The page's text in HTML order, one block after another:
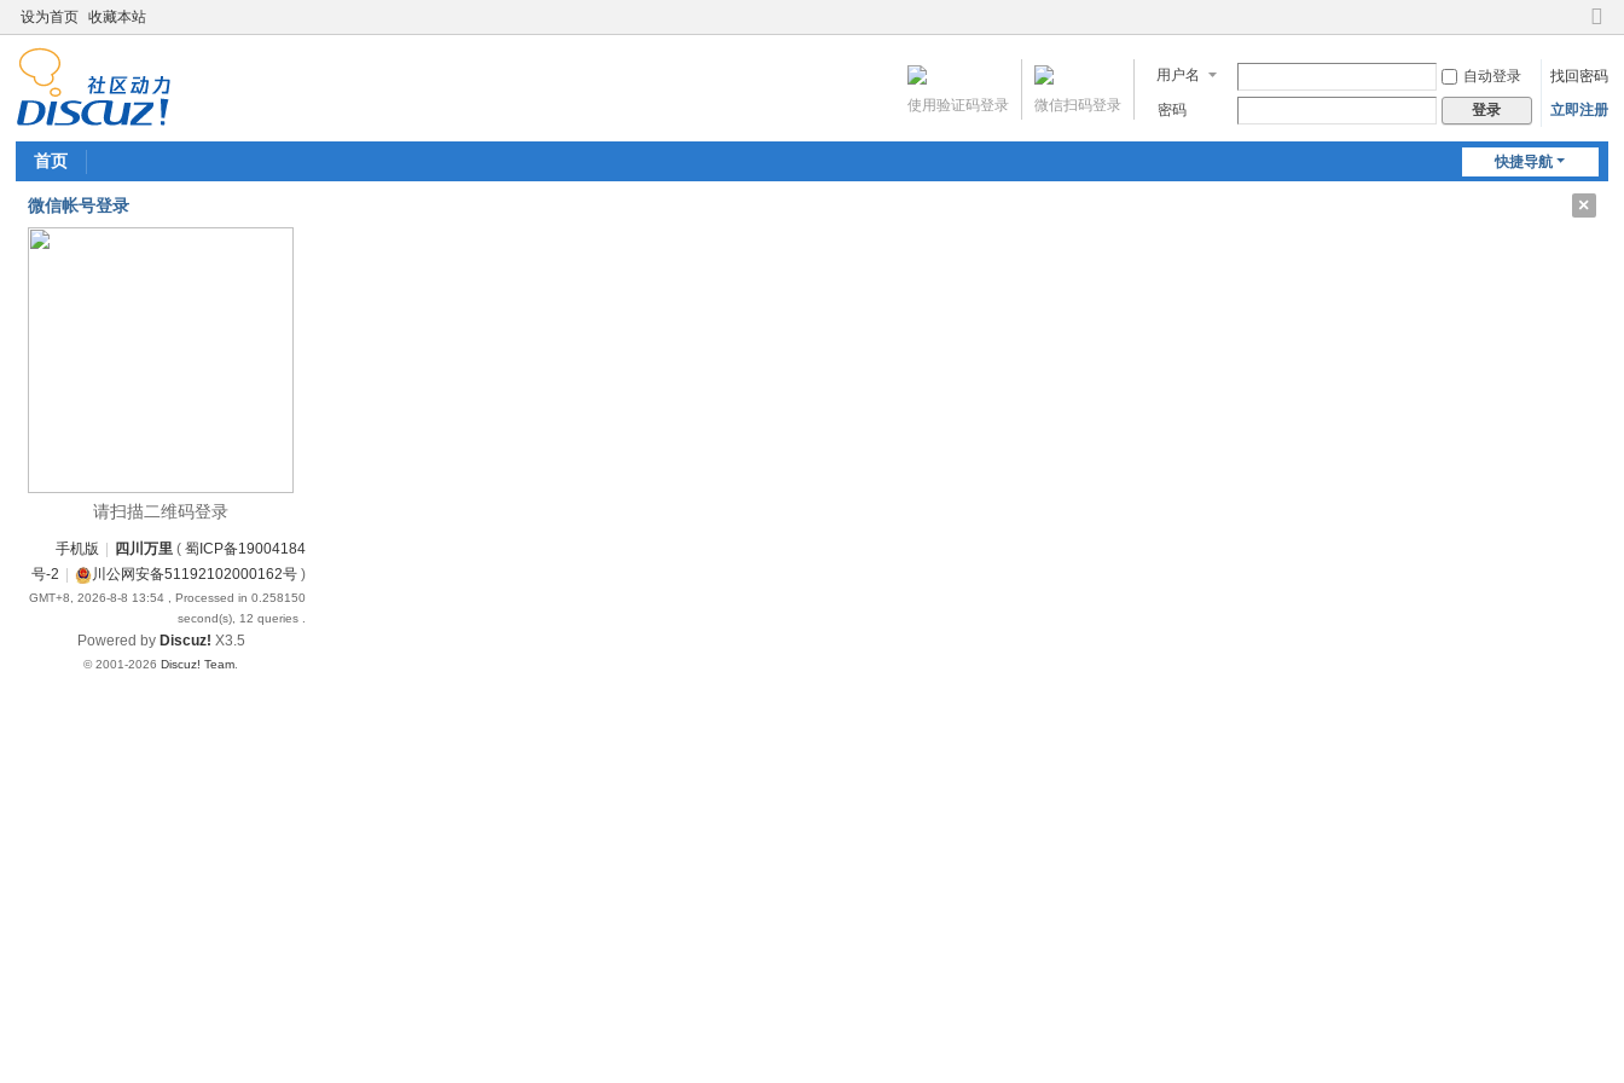
设为首页 收藏本站
切
到
窄
用户名 自动登录
找回密码
密码
登录 立即注册
微信扫码登录
使用验证码登录
快捷导航
首页
微信帐号登录
请扫描二维码登录
手机版 四川万里 (蜀ICP备19004184
号-2
川公网安备51192102000162号 )
GMT+8, 2026-8-8 13:54 , Processed in 0.258150
second(s), 12 queries .
Powered by Discuz! X3.5
© 2001-2026Discuz! Team